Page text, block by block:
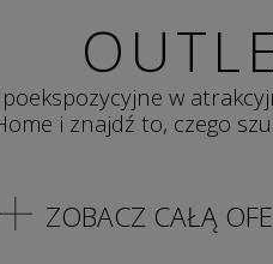
w
i znajdź to, czego
ZOBACZ CAŁĄ